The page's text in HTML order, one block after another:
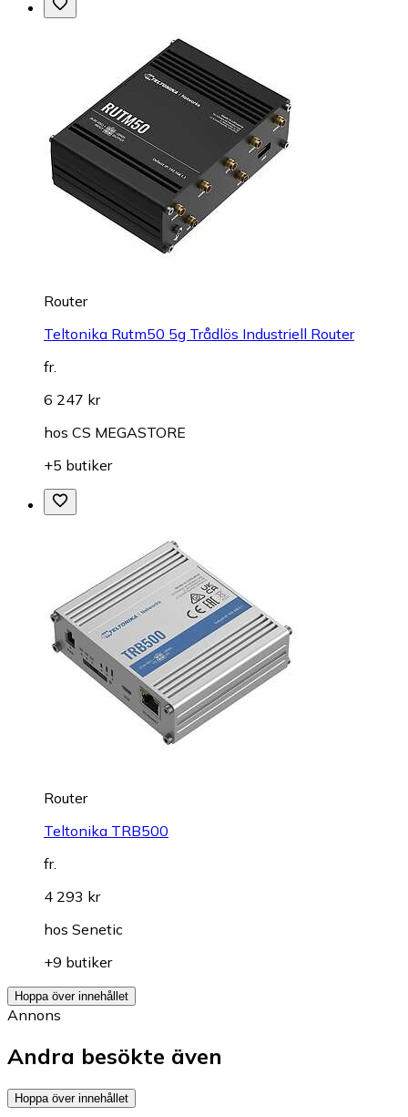
Router
Teltonika Rutm50 5g Trådlös Industriell Router
fr.
6 247 kr
hos CS MEGASTORE
+5 butiker
Router
Teltonika TRB500
fr.
4 293 kr
hos Senetic
+9 butiker
Hoppa över innehållet
Annons
Andra besökte även
Hoppa över innehållet